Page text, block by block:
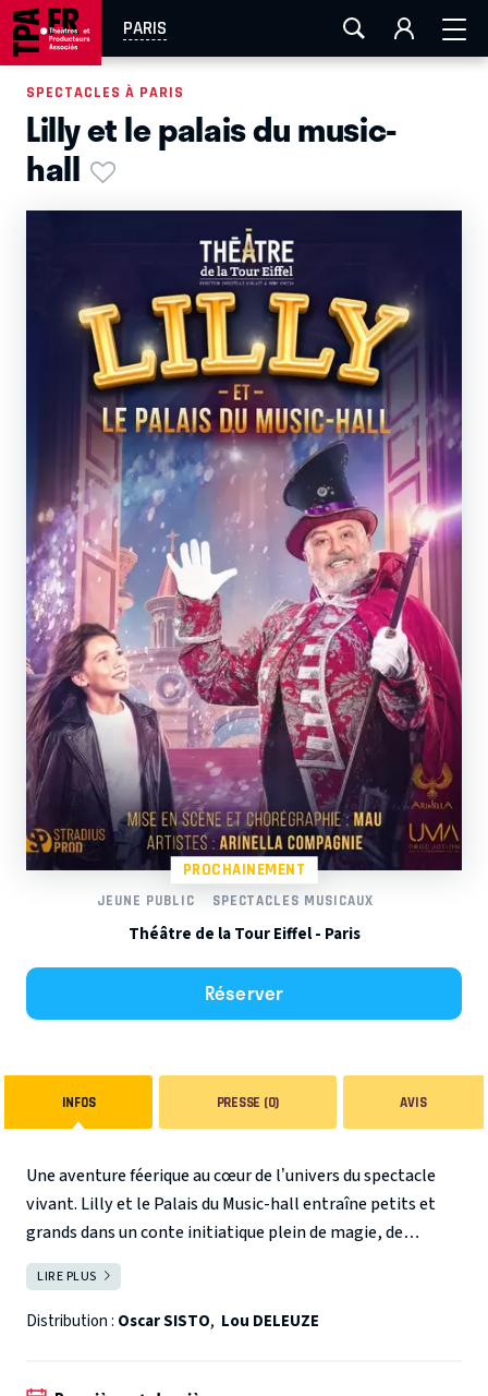
PARIS
AIX-MARSEILLE LA ROCHELLE
EN TOURNÉE
PROCHAINEMENT
SPECTACLES À PARIS
Lilly et le palais du music-
hall
JEUNE PUBLIC SPECTACLES MUSICAUX
Théâtre de la Tour Eiffel - Paris
Réserver
INFOS PRESSE (0) AVIS
Une aventure féerique au cœur de l’univers du spectacle
vivant. Lilly et le Palais du Music-hall entraîne petits et
grands dans un conte initiatique plein de magie, de
surprises et de références aux grandes scènes du music-
hall, du cabaret et du cinéma.
narration captivante et numéros artistiques, ce spectacle
LIRE PLUS
Distribution : Oscar SISTO, Lou DELEUZE